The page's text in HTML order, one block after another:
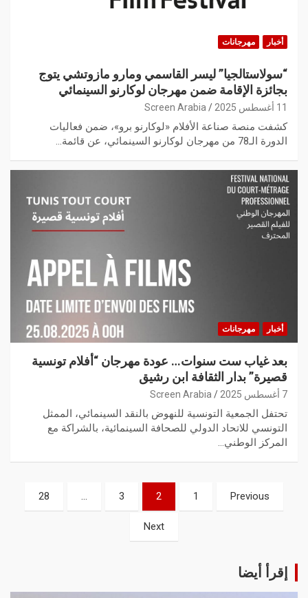
أخبار مهرجانات
“سولاستالجيا” ليسر القاسمي ومارو مازوتشي يتوج
بجائزة الإقامة ضمن مهرجان لوكارنو السينمائي
11 أغسطس 2025 Screen Arabia
كشفت منصة صناعة الأفلام «لوكارنو برو»، ضمن فعاليات
الدورة الـ78 من مهرجان لوكارنو السينمائي، عن قائمة…
أخبار مهرجانات
بعد غياب ست سنوات… عودة مهرجان “أفلام تونسية
قصيرة” بدار الثقافة ابن رشيق
7 أغسطس 2025 Screen Arabia
تحتفل الجمعية التونسية للنهوض بالنقد السينمائي، الممثل
التونسي للاتحاد الدولي للصحافة السينمائية، بالشراكة مع
المركز الوطني…
Previous
1
2
3
…
28
Next
إقرأ أيضا